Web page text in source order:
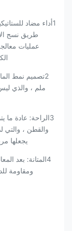
1أداء مضاد
طريق نسج
عمليات
ملم ، والذي
3الراحة: عادة ما
والقطن ، والتي
يجعلها
4المتانة: بعد
ومقاومة